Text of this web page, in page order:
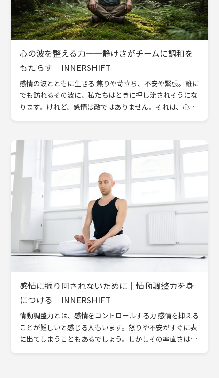
心の波を整える力──静けさがチームに調和を
もたらす｜INNERSHIFT
感情の波とともに生きる 焦りや苛立ち、不安や緊張。誰に
でも訪れるその波に、私たちはときに押し流されそうにな
ります。けれど、感情は敵ではありません。それは、心が
感情に振り回されないために｜情動調整力を身
につける｜INNERSHIFT
情動調整力とは、感情をコントロールする力 感情を抑える
ことが難しいと感じる人もいます。怒りや不安がすぐに表
に出てしまうこともあるでしょう。しかしその率直さは、